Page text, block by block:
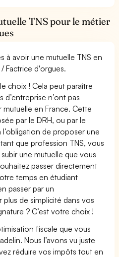
TNS pour le métier
à avoir une mutuelle TNS en
Factrice d'orgues.
choix ! Cela peut paraître
d’entreprise n’ont pas
en France. Cette
par le DRH, ou par le
de proposer une
que profession TNS, vous
une mutuelle que vous
passer directement
temps en étudiant
passer par un
de simplicité dans vos
? C’est votre choix !
fiscale que vous
Nous l’avons vu juste
réduire vos impôts tout en